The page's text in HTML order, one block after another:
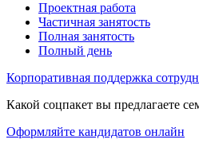
Проектная работа
Частичная занятость
Полная занятость
Полный день
Корпоративная поддержка
Какой соцпакет вы предлагаете
Оформляйте кандидатов онлайн